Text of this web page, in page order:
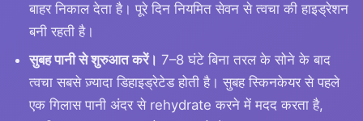
बाहर निकाल देता है। पूरे दिन नियमित सेवन से त्वचा की हाइड्रेशन
बनी रहती है।
सुबह पानी से शुरुआत करें। 7–8 घंटे बिना तरल के सोने के बाद
त्वचा सबसे ज़्यादा डिहाइड्रेटेड होती है। सुबह स्किनकेयर से पहले
एक गिलास पानी अंदर से rehydrate करने में मदद करता है,